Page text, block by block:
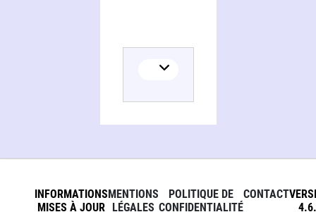
INFORMATIONS
MISES À JOUR
MENTIONS
LÉGALES
POLITIQUE DE
CONFIDENTIALITÉ
CONTACT